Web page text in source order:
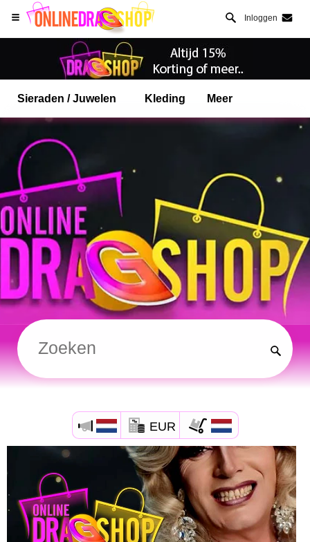
Inloggen
Sieraden / Juwelen Kleding Meer
EUR
Open Safari menu.
en klik TOEVOEGEN AAN BUREAUBLAD
onlinedragshop is nu geinstalleeerd als APP